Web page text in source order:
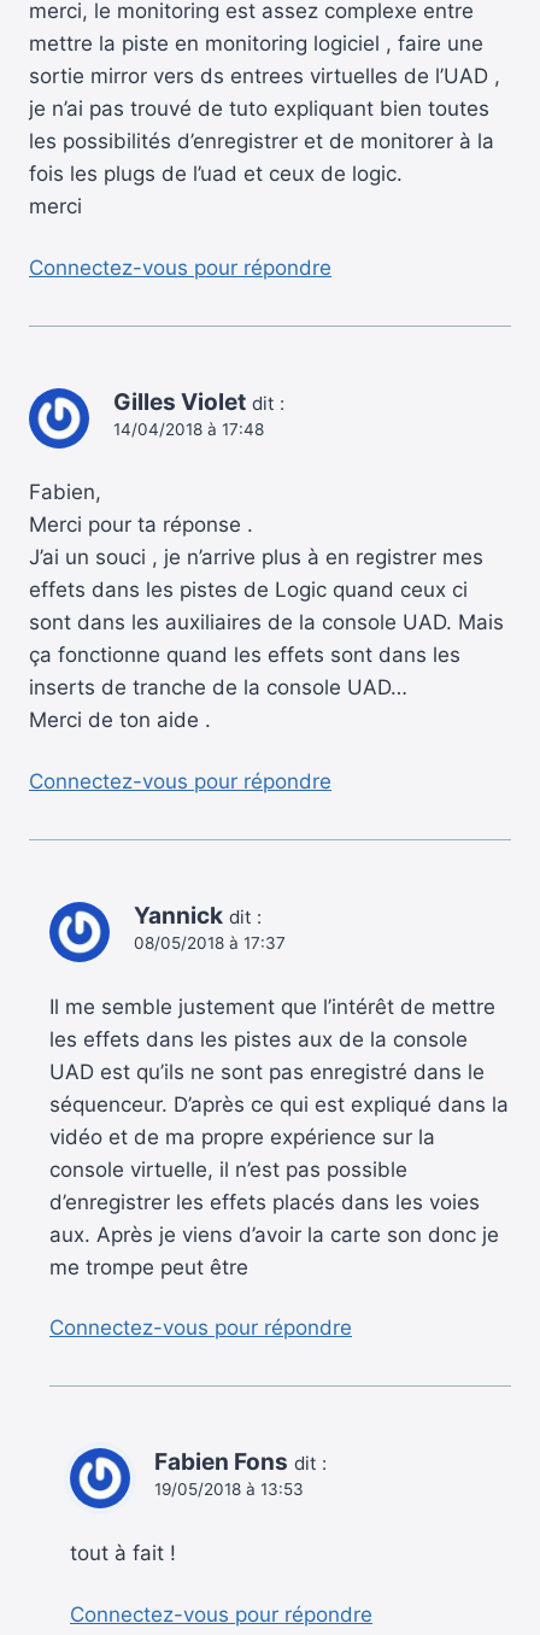
merci, le monitoring est assez complexe entre
mettre la piste en monitoring logiciel , faire une
sortie mirror vers ds entrees virtuelles de l’UAD ,
je n’ai pas trouvé de tuto expliquant bien toutes
les possibilités d’enregistrer et de monitorer à la
fois les plugs de l’uad et ceux de logic.
merci
Connectez-vous pour répondre
Gilles Violet dit :
14/04/2018 à 17:48
Fabien,
Merci pour ta réponse .
J’ai un souci , je n’arrive plus à en registrer mes
effets dans les pistes de Logic quand ceux ci
sont dans les auxiliaires de la console UAD. Mais
ça fonctionne quand les effets sont dans les
inserts de tranche de la console UAD…
Merci de ton aide .
Connectez-vous pour répondre
Yannick dit :
08/05/2018 à 17:37
Il me semble justement que l’intérêt de mettre
les effets dans les pistes aux de la console
UAD est qu’ils ne sont pas enregistré dans le
séquenceur. D’après ce qui est expliqué dans la
vidéo et de ma propre expérience sur la
console virtuelle, il n’est pas possible
d’enregistrer les effets placés dans les voies
aux. Après je viens d’avoir la carte son donc je
me trompe peut être
Connectez-vous pour répondre
Fabien Fons dit :
19/05/2018 à 13:53
tout à fait !
Connectez-vous pour répondre